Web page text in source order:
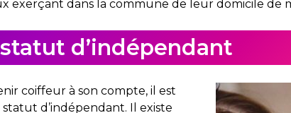
exerçant dans la commune de leur domicile de
d’indépendant
coiffeur à son compte, il est
d’indépendant. Il existe